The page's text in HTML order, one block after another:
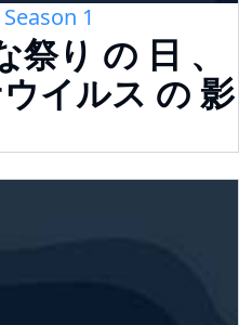
1
り の 日 、
イルス の 影